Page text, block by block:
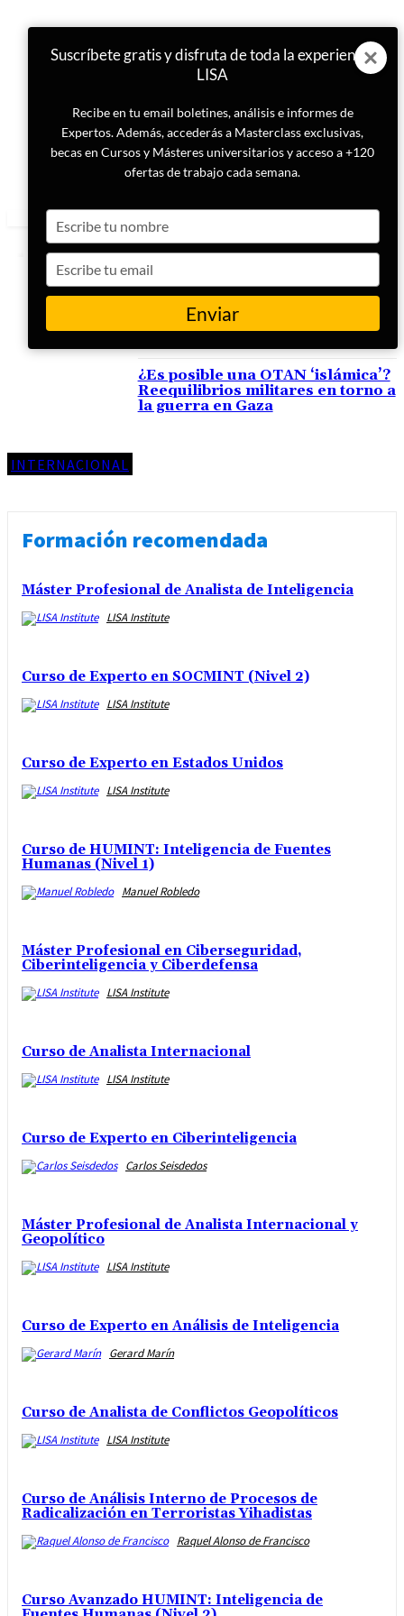
ETIQUETA
reequilibrios militares
INTERNACIONAL
¿Es posible una OTAN ‘islámica’?
Reequilibrios militares en torno a
la guerra en Gaza
Formación recomendada
Máster Profesional de Analista de Inteligencia
LISA Institute
Curso de Experto en SOCMINT (Nivel 2)
LISA Institute
Curso de Experto en Estados Unidos
LISA Institute
Curso de HUMINT: Inteligencia de Fuentes
Humanas (Nivel 1)
Manuel Robledo
Máster Profesional en Ciberseguridad,
Ciberinteligencia y Ciberdefensa
LISA Institute
Curso de Analista Internacional
LISA Institute
Curso de Experto en Ciberinteligencia
Carlos Seisdedos
Máster Profesional de Analista Internacional y
Geopolítico
LISA Institute
Curso de Experto en Análisis de Inteligencia
Gerard Marín
Curso de Analista de Conflictos Geopolíticos
LISA Institute
Curso de Análisis Interno de Procesos de
Radicalización en Terroristas Yihadistas
Raquel Alonso de Francisco
Curso Avanzado HUMINT: Inteligencia de
Suscríbete gratis y disfruta de toda la experiencia
LISA
Recibe en tu email boletines, análisis e informes de
Expertos. Además, accederás a Masterclass exclusivas,
becas en Cursos y Másteres universitarios y acceso a +120
ofertas de trabajo cada semana.
your
name
your
email
Enviar